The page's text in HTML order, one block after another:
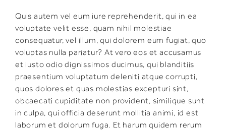
Quis autem vel eum iure reprehenderit, qui in ea
voluptate velit esse, quam nihil molestiae
consequatur, vel illum, qui dolorem eum fugiat, quo
voluptas nulla pariatur? At vero eos et accusamus
et iusto odio dignissimos ducimus, qui blanditiis
praesentium voluptatum deleniti atque corrupti,
quos dolores et quas molestias excepturi sint,
obcaecati cupiditate non provident, similique sunt
in culpa, qui officia deserunt mollitia animi, id est
laborum et dolorum fuga. Et harum quidem rerum